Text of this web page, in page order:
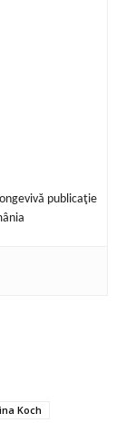
publicaţie
Koch